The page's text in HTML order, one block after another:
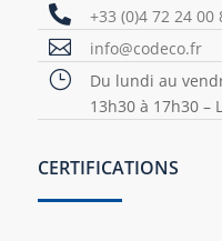
 +33 (0)4 72 24 00
 info@codeco.fr
}
Du lundi au
13h30 à 17h30 –
CERTIFICATIONS